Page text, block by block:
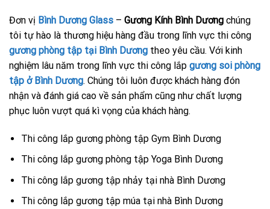
Đơn vị Bình Dương Glass – Gương Kính Bình Dương chúng
tôi tự hào là thương hiệu hàng đầu trong lĩnh vực thi công
gương phòng tập tại Bình Dương theo yêu cầu. Với kinh
nghiệm lâu năm trong lĩnh vực thi công lắp gương soi phòng
tập ở Bình Dương. Chúng tôi luôn được khách hàng đón
nhận và đánh giá cao về sản phẩm cũng như chất lượng
phục luôn vượt quá kì vọng của khách hàng.
Thi công lắp gương phòng tập Gym Bình Dương
Thi công lắp gương phòng tập Yoga Bình Dương
Thi công lắp gương tập nhảy tại nhà Bình Dương
Thi công lắp gương tập múa tại nhà Bình Dương